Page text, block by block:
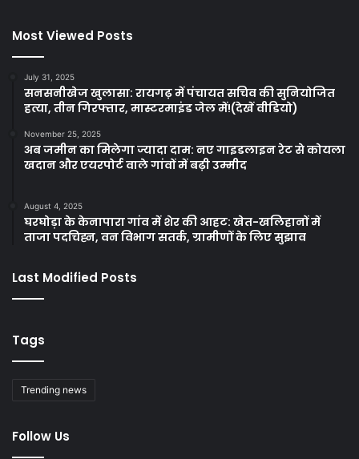
Most Viewed Posts
July 31, 2025
सनसनीखेज खुलासा: रायगढ़ में पंचायत सचिव की सुनियोजित
हत्या, तीन गिरफ्तार, मास्टरमाइंड जेल में!(देखें वीडियो)
November 25, 2025
अब जमीन का मिलेगा ज्यादा दाम: नए गाइडलाइन रेट से कोयला
खदान और एयरपोर्ट वाले गांवों में बढ़ी उम्मीद
August 4, 2025
घरघोड़ा के केनापारा गांव में शेर की आहट: खेत-खलिहानों में
ताजा पदचिह्न, वन विभाग सतर्क, ग्रामीणों के लिए सुझाव
Last Modified Posts
Tags
Trending news
Follow Us